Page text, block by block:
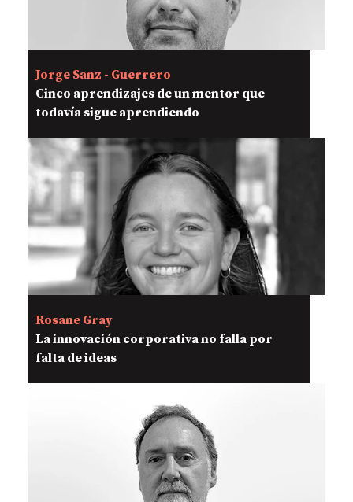
Jorge Sanz - Guerrero
Cinco aprendizajes de un mentor que
todavía sigue aprendiendo
Rosane Gray
La innovación corporativa no falla por
falta de ideas